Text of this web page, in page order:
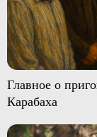
Главное о
Карабаха